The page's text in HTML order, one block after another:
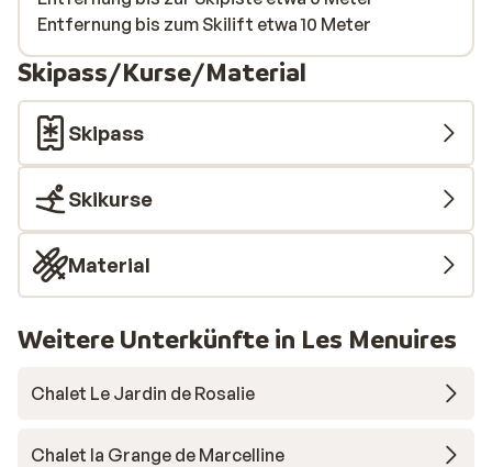
never
and
be
Entfernung bis zum Skilift etwa 10 Meter
Skipass/Kurse/Material
Skipass
Skikurse
Material
Weitere Unterkünfte in Les Menuires
Chalet Le Jardin de Rosalie
Chalet la Grange de Marcelline